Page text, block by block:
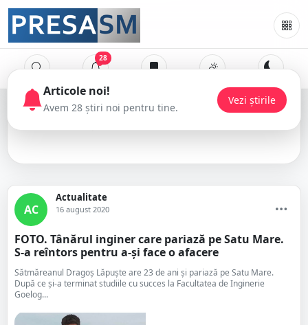
28
Dra Geofor
AC
Actualitate
16 august 2020
FOTO. Tânărul inginer care pariază pe Satu Mare.
S-a reîntors pentru a-și face o afacere
Sătmăreanul Dragoș Lăpuște are 23 de ani și pariază pe Satu Mare.
După ce și-a terminat studiile cu succes la Facultatea de Inginerie
Goelog...
Articole noi!
Avem 28 știri noi pentru tine.
Vezi știrile